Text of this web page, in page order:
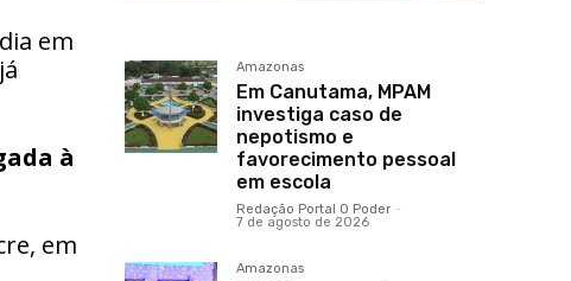
em
à
em
Amazonas
Em Canutama, MPAM
investiga caso de
nepotismo e
favorecimento pessoal
em escola
Redação Portal O Poder -
7 de agosto de 2026
Amazonas